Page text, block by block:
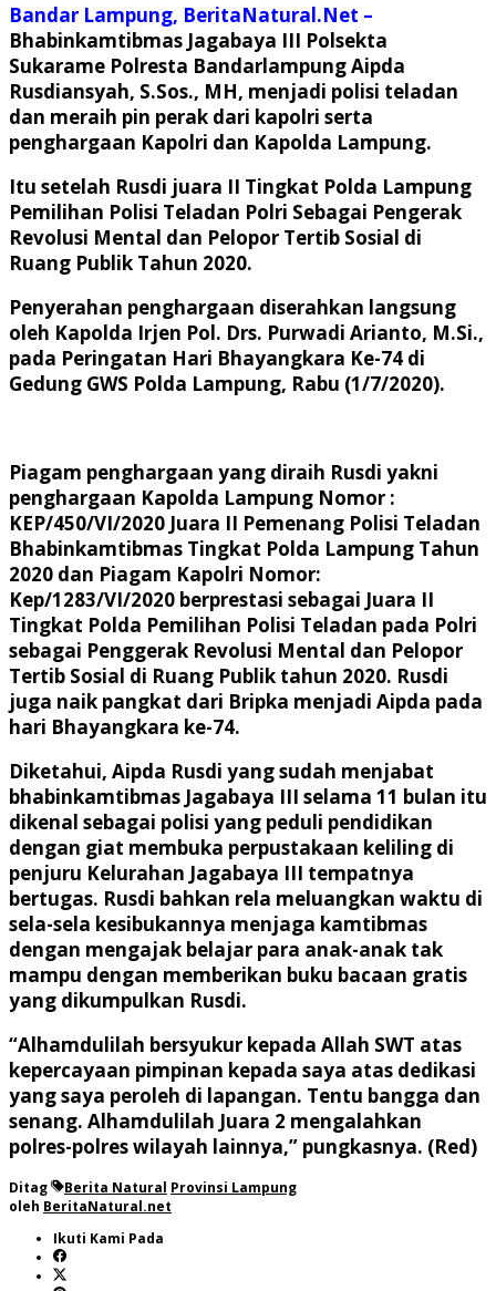
Bandar Lampung, BeritaNatural.Net –
Bhabinkamtibmas Jagabaya III Polsekta
Sukarame Polresta Bandarlampung Aipda
Rusdiansyah, S.Sos., MH, menjadi polisi teladan
dan meraih pin perak dari kapolri serta
penghargaan Kapolri dan Kapolda Lampung.
Itu setelah Rusdi juara II Tingkat Polda Lampung
Pemilihan Polisi Teladan Polri Sebagai Pengerak
Revolusi Mental dan Pelopor Tertib Sosial di
Ruang Publik Tahun 2020.
Penyerahan penghargaan diserahkan langsung
oleh Kapolda Irjen Pol. Drs. Purwadi Arianto, M.Si.,
pada Peringatan Hari Bhayangkara Ke-74 di
Gedung GWS Polda Lampung, Rabu (1/7/2020).
Piagam penghargaan yang diraih Rusdi yakni
penghargaan Kapolda Lampung Nomor :
KEP/450/VI/2020 Juara II Pemenang Polisi Teladan
Bhabinkamtibmas Tingkat Polda Lampung Tahun
2020 dan Piagam Kapolri Nomor:
Kep/1283/VI/2020 berprestasi sebagai Juara II
Tingkat Polda Pemilihan Polisi Teladan pada Polri
sebagai Penggerak Revolusi Mental dan Pelopor
Tertib Sosial di Ruang Publik tahun 2020. Rusdi
juga naik pangkat dari Bripka menjadi Aipda pada
hari Bhayangkara ke-74.
Diketahui, Aipda Rusdi yang sudah menjabat
bhabinkamtibmas Jagabaya III selama 11 bulan itu
dikenal sebagai polisi yang peduli pendidikan
dengan giat membuka perpustakaan keliling di
penjuru Kelurahan Jagabaya III tempatnya
bertugas. Rusdi bahkan rela meluangkan waktu di
sela-sela kesibukannya menjaga kamtibmas
dengan mengajak belajar para anak-anak tak
mampu dengan memberikan buku bacaan gratis
yang dikumpulkan Rusdi.
“Alhamdulilah bersyukur kepada Allah SWT atas
kepercayaan pimpinan kepada saya atas dedikasi
yang saya peroleh di lapangan. Tentu bangga dan
senang. Alhamdulilah Juara 2 mengalahkan
polres-polres wilayah lainnya,” pungkasnya. (Red)
Ditag Berita Natural Provinsi Lampung
oleh BeritaNatural.net
Ikuti Kami Pada